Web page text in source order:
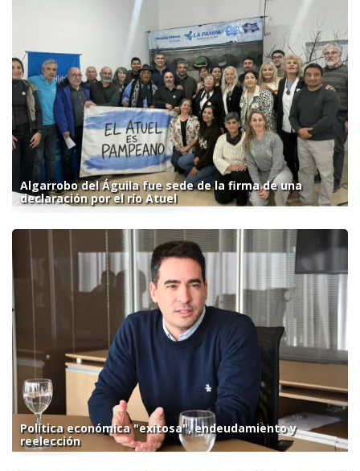
Algarrobo del Águila fue sede de la firma de una
declaración por el río Atuel
Política económica "exitosa", endeudamiento y
reelección